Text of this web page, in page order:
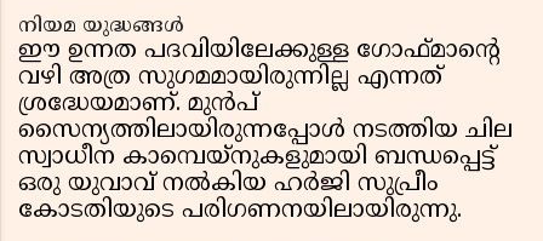
നിയമ യുദ്ധങ്ങൾ
ഈ ഉന്നത പദവിയിലേക്കുള്ള ഗോഫ്മാന്റെ
വഴി അത്ര സുഗമമായിരുന്നില്ല എന്നത്
ശ്രദ്ധേയമാണ്. മുൻപ്
സൈന്യത്തിലായിരുന്നപ്പോൾ നടത്തിയ ചില
സ്വാധീന കാമ്പെയ്നുകളുമായി ബന്ധപ്പെട്ട്
ഒരു യുവാവ് നൽകിയ ഹർജി സുപ്രീം
കോടതിയുടെ പരിഗണനയിലായിരുന്നു.